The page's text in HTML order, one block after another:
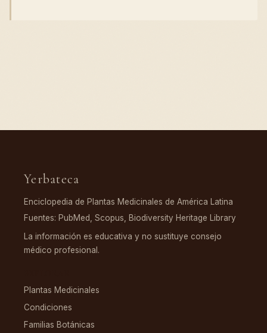
Yerbateca
Enciclopedia de Plantas Medicinales de América Latina
Fuentes: PubMed, Scopus, Biodiversity Heritage Library
La información es educativa y no sustituye consejo
médico profesional.
Plantas Medicinales
Condiciones
Familias Botánicas